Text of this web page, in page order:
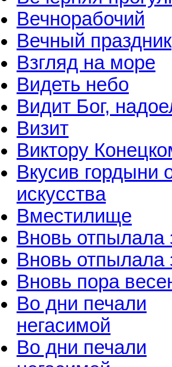
Вечнорабочий
Вечный праздник
Взгляд на море
Видеть небо
Видит Бог,
Визит
Виктору
Вкусив гордыни
искусства
Вместилище
Вновь отпылала
Вновь отпылала
Вновь пора
Во дни печали
негасимой
Во дни печали